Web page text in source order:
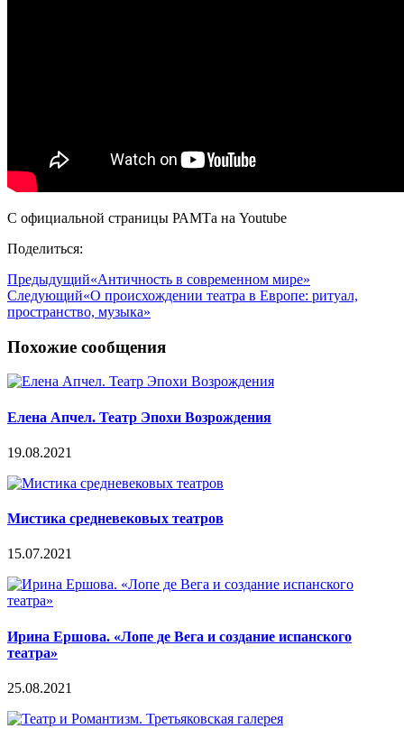
С официальной страницы РАМТа на Youtube
Поделиться:
Предыдущий«Античность в современном мире»
Следующий«О происхождении театра в Европе: ритуал,
пространство, музыка»
Похожие сообщения
Елена Апчел. Театр Эпохи Возрождения
19.08.2021
Мистика средневековых театров
15.07.2021
Ирина Ершова. «Лопе де Вега и создание испанского
театра»
25.08.2021